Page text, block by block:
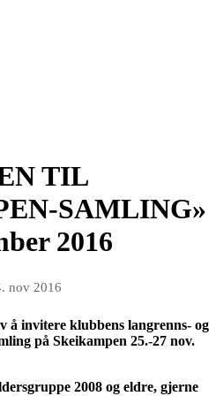
TIL
SAMLING»
2016
nov 2016
å invitere klubbens langrenns- og
på Skeikampen 25.-27 nov.
2008 og eldre, gjerne